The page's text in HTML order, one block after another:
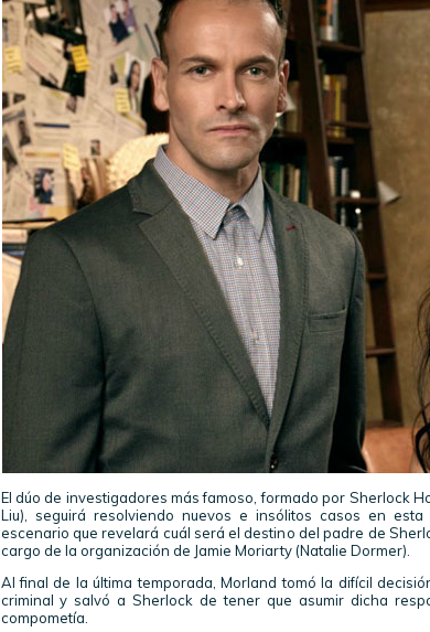
El dúo de investigadores más famoso, formado por Sherlock
Liu), seguirá resolviendo nuevos e insólitos casos en
escenario que revelará cuál será el destino del padre de
cargo de la organización de Jamie Moriarty (Natalie Dormer).
Al final de la última temporada, Morland tomó la difícil
criminal y salvó a Sherlock de tener que asumir dicha
compometía.